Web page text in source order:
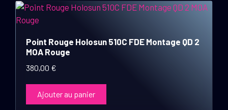
Point Rouge Holosun 510C FDE Montage QD 2
MOA Rouge
380,00 €
Ajouter au panier